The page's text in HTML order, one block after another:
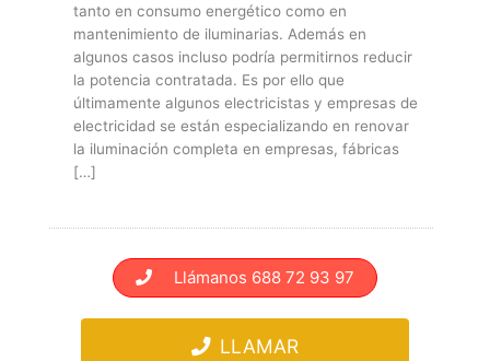
tanto en consumo energético como en
mantenimiento de iluminarias. Además en
algunos casos incluso podría permitirnos reducir
la potencia contratada. Es por ello que
últimamente algunos electricistas y empresas de
electricidad se están especializando en renovar
la iluminación completa en empresas, fábricas
[…]
Llámanos 688 72 93 97
LLAMAR